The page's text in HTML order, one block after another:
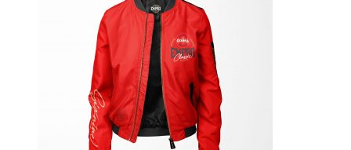
variantes.
Las
opciones
se
pueden
elegir
en
la
página
de